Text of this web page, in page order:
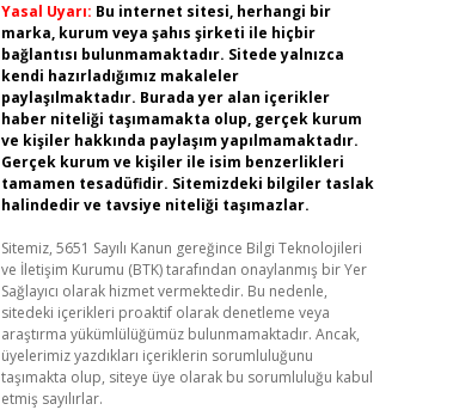
Yasal Uyarı: Bu internet sitesi, herhangi bir
marka, kurum veya şahıs şirketi ile hiçbir
bağlantısı bulunmamaktadır. Sitede yalnızca
kendi hazırladığımız makaleler
paylaşılmaktadır. Burada yer alan içerikler
haber niteliği taşımamakta olup, gerçek kurum
ve kişiler hakkında paylaşım yapılmamaktadır.
Gerçek kurum ve kişiler ile isim benzerlikleri
tamamen tesadüfidir. Sitemizdeki bilgiler taslak
halindedir ve tavsiye niteliği taşımazlar.
Sitemiz, 5651 Sayılı Kanun gereğince Bilgi Teknolojileri
ve İletişim Kurumu (BTK) tarafından onaylanmış bir Yer
Sağlayıcı olarak hizmet vermektedir. Bu nedenle,
sitedeki içerikleri proaktif olarak denetleme veya
araştırma yükümlülüğümüz bulunmamaktadır. Ancak,
üyelerimiz yazdıkları içeriklerin sorumluluğunu
taşımakta olup, siteye üye olarak bu sorumluluğu kabul
etmiş sayılırlar.